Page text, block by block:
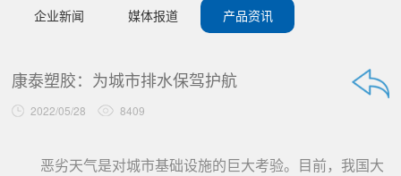
企业新闻 媒体报道 产品资讯
康泰塑胶：为城市排水保驾护航
2022/05/28 8409
恶劣天气是对城市基础设施的巨大考验。目前，我国大